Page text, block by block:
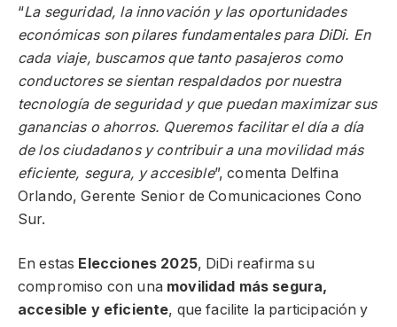
“La seguridad, la innovación y las oportunidades
económicas son pilares fundamentales para DiDi. En
cada viaje, buscamos que tanto pasajeros como
conductores se sientan respaldados por nuestra
tecnología de seguridad y que puedan maximizar sus
ganancias o ahorros. Queremos facilitar el día a día
de los ciudadanos y contribuir a una movilidad más
eficiente, segura, y accesible”, comenta Delfina
Orlando, Gerente Senior de Comunicaciones Cono
Sur.
En estas Elecciones 2025, DiDi reafirma su
compromiso con una movilidad más segura,
accesible y eficiente, que facilite la participación y